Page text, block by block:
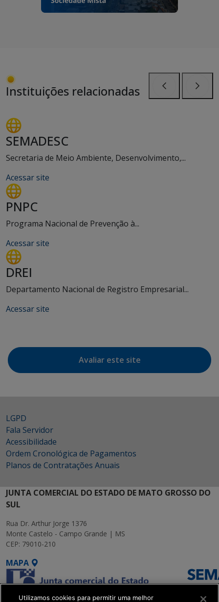
Instituições relacionadas
SEMADESC
Secretaria de Meio Ambiente, Desenvolvimento,...
Acessar site
PNPC
Programa Nacional de Prevenção à...
Acessar site
DREI
Departamento Nacional de Registro Empresarial...
Acessar site
Avaliar este site
LGPD
Fala Servidor
Acessibilidade
Ordem Cronológica de Pagamentos
Planos de Contratações Anuais
JUNTA COMERCIAL DO ESTADO DE MATO GROSSO DO
SUL
Rua Dr. Arthur Jorge 1376
Monte Castelo - Campo Grande | MS
CEP: 79010-210
MAPA
Utilizamos cookies para permitir uma melhor